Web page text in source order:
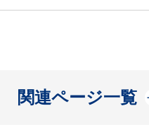
関連ページ一覧
開く